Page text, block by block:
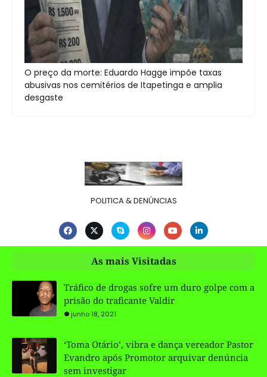
O preço da morte: Eduardo Hagge impõe taxas
abusivas nos cemitérios de Itapetinga e amplia
desgaste
POLITICA & DENÚNCIAS
As mais Visitadas
Tráfico de drogas sofre um duro golpe com a
prisão do traficante Valdir
junho 18, 2021
‘Toma Otário’, vibra e dança vereador Pastor
Evandro após Promotor arquivar denúncia
sem investigar